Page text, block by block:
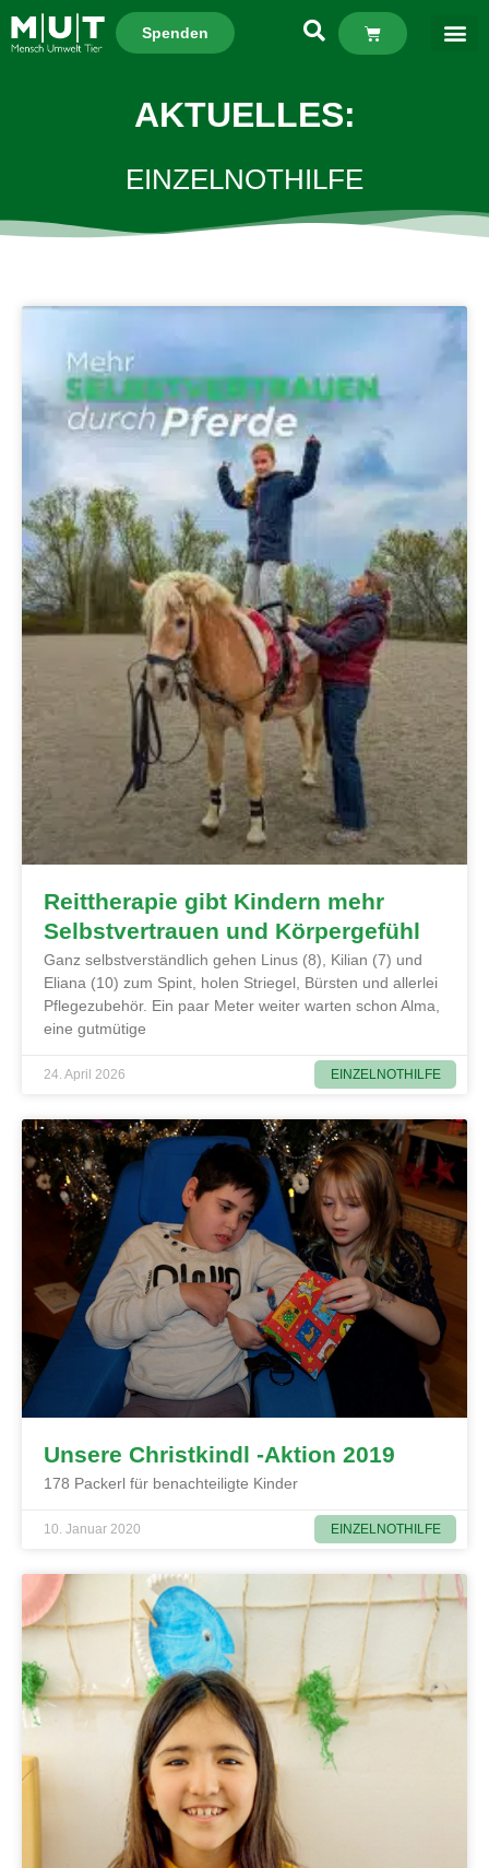
Spenden
AKTUELLES:
EINZELNOTHILFE
EINZELNOTHILFE
Reittherapie gibt Kindern mehr
Selbstvertrauen und Körpergefühl
Ganz selbstverständlich gehen Linus (8), Kilian (7) und
Eliana (10) zum Spint, holen Striegel, Bürsten und allerlei
Pflegezubehör. Ein paar Meter weiter warten schon Alma,
eine gutmütige
24. April 2026
EINZELNOTHILFE
Unsere Christkindl -Aktion 2019
178 Packerl für benachteiligte Kinder
10. Januar 2020